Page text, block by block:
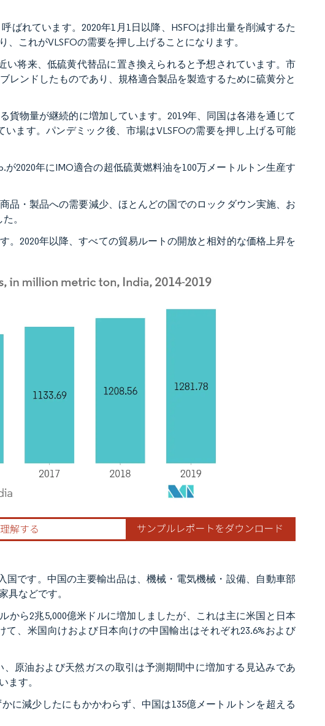
ばれています。2020年1月1日以降、HSFOは排出量を削減するた
これがVLSFOの需要を押し上げることになります。
い将来、低硫黄代替品に置き換えられると予想されています。市
レンドしたものであり、規格適合製品を製造するために硫黄分と
貨物量が継続的に増加しています。2019年、同国は各港を通じて
ます。パンデミック後、市場はVLSFOの需要を押し上げる可能
2020年にIMO適合の超低硫黄燃料油を100万メートルトン生産す
品・製品への需要減少、ほとんどの国でのロックダウン実施、お
。
。2020年以降、すべての貿易ルートの開放と相対的な価格上昇を
です。中国の主要輸出品は、機械・電気機械・設備、自動車部
具などです。
から2兆5,000億米ドルに増加しましたが、これは主に米国と日本
、米国向けおよび日本向けの中国輸出はそれぞれ23.6%および
原油および天然ガスの取引は予測期間中に増加する見込みであ
ます。
に減少したにもかかわらず、中国は135億メートルトンを超える